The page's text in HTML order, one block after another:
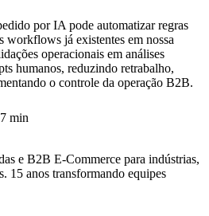
por IA pode automatizar regras
workflows já existentes em nossa
operacionais em análises
humanos, reduzindo retrabalho,
o controle da operação B2B.
7 min
e B2B E-Commerce para indústrias,
15 anos transformando equipes